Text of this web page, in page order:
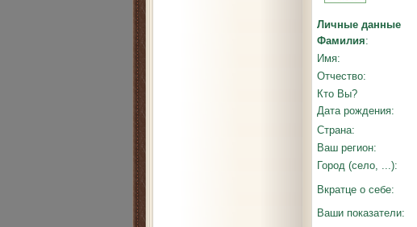
Личные данные
Фамилия:
Имя:
Отчество:
Кто Вы?
Дата рождения:
Страна:
Ваш регион:
Город (село, ...):
Вкратце о себе:
Ваши показатели: